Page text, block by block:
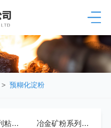
> 预糊化淀粉
球团矿系列粘合剂 冶金矿粉系列粘合剂